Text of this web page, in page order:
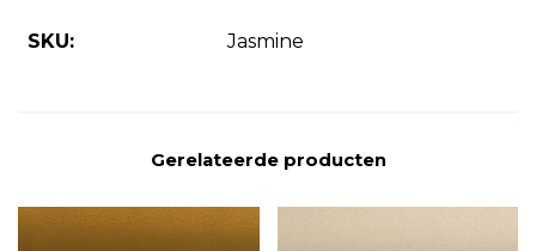
SKU: Jasmine
Gerelateerde producten